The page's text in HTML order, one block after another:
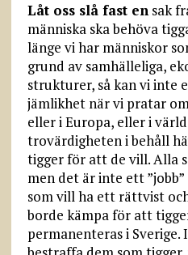
Låt oss slå fast ensak
människa ska behöva
länge vi har människor
grund av samhälleliga,
strukturer, så kan vi inte
jämlikhet när vi pratar
eller i Europa, eller i
trovärdigheten i behåll
tigger för att de vill. Alla
men det är inte ett
som vill ha ett rättvist
borde kämpa för att
permanenteras i